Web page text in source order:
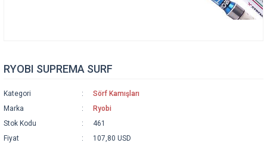
RYOBI SUPREMA SURF
Kategori
Sörf Kamışları
Marka
Ryobi
Stok Kodu
461
Fiyat
107,80 USD